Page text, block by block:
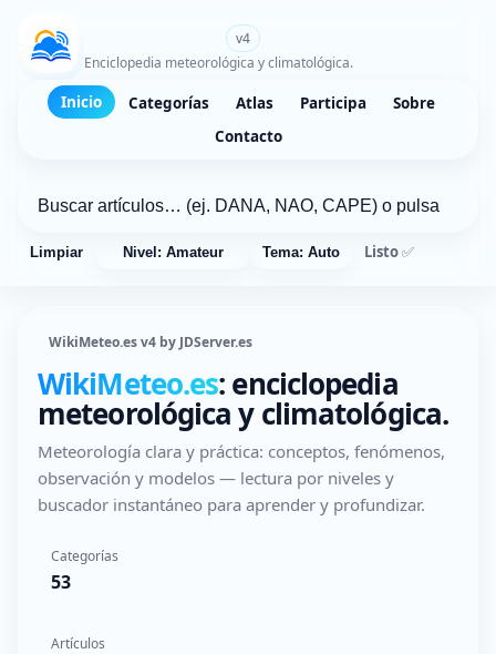
v4
Enciclopedia meteorológica y climatológica.
Inicio Categorías Atlas Participa
Sobre
Contacto
Limpiar Nivel: Amateur Tema: Auto Listo ✅
WikiMeteo.es v4 by JDServer.es
WikiMeteo.es: enciclopedia
meteorológica y climatológica.
Meteorología clara y práctica: conceptos, fenómenos,
observación y modelos — lectura por niveles y
buscador instantáneo para aprender y profundizar.
Categorías
53
Artículos